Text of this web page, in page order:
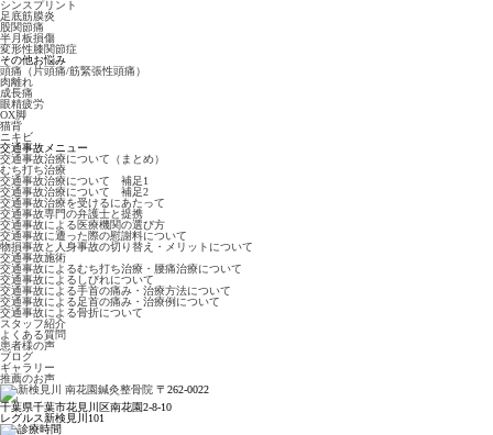
シンスプリント
足底筋膜炎
股関節痛
半月板損傷
変形性膝関節症
その他お悩み
頭痛（片頭痛/筋緊張性頭痛）
肉離れ
成長痛
眼精疲労
OX脚
猫背
ニキビ
交通事故メニュー
交通事故治療について（まとめ）
むち打ち治療
交通事故治療について 補足1
交通事故治療について 補足2
交通事故治療を受けるにあたって
交通事故専門の弁護士と提携
交通事故による医療機関の選び方
交通事故に遭った際の慰謝料について
物損事故と人身事故の切り替え・メリットについて
交通事故施術
交通事故によるむち打ち治療・腰痛治療について
交通事故によるしびれについて
交通事故による手首の痛み・治療方法について
交通事故による足首の痛み・治療例について
交通事故による骨折について
スタッフ紹介
よくある質問
患者様の声
ブログ
ギャラリー
推薦のお声
〒262-0022
千葉県千葉市花見川区南花園2-8-10
レグルス新検見川101